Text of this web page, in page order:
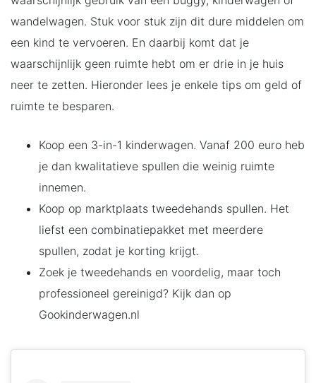
wandelwagen. Stuk voor stuk zijn dit dure middelen om
een kind te vervoeren. En daarbij komt dat je
waarschijnlijk geen ruimte hebt om er drie in je huis
neer te zetten. Hieronder lees je enkele tips om geld of
ruimte te besparen.
Koop een 3-in-1 kinderwagen. Vanaf 200 euro heb
je dan kwalitatieve spullen die weinig ruimte
innemen.
Koop op marktplaats tweedehands spullen. Het
liefst een combinatiepakket met meerdere
spullen, zodat je korting krijgt.
Zoek je tweedehands en voordelig, maar toch
professioneel gereinigd? Kijk dan op
Gookinderwagen.nl